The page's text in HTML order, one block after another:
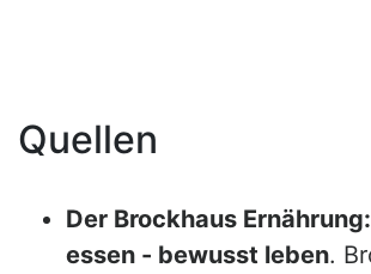
Quellen
Der Brockhaus
essen - bewusst leben.